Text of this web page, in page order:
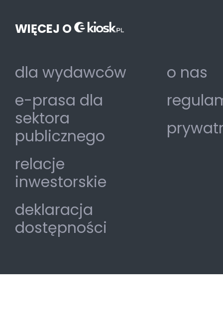
WIĘCEJ O
dla wydawców
e-prasa dla
sektora
publicznego
relacje
inwestorskie
deklaracja
dostępności
o nas